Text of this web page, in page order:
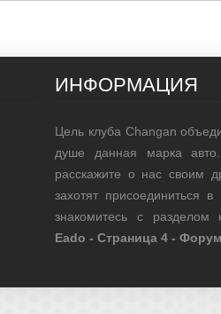
ИНФОРМАЦИЯ
Цель клуба Changan
душе данная марка
расскажите о нас своим
захотят присоединиться
знакомитесь с
Eado - Страница 4 -